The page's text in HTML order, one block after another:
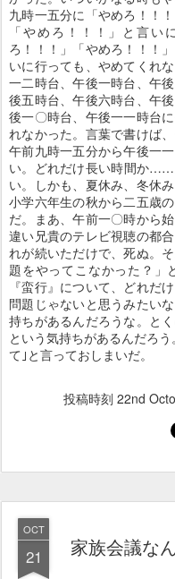
九時一五分に「やめろ！！
「やめろ！！！」と言い
ろ！！！」「やめろ！！！
いに行っても、やめてくれ
一二時台、午後一時台、午
後五時台、午後六時台、午
後一〇時台、午後一一時台
れなかった。言葉で書けば
午前九時一五分から午後一
い。どれだけ長い時間か……
い。しかも、夏休み、冬休
小学六年生の秋から二五歳
だ。まあ、午前一〇時から
違い兄貴のテレビ視聴の都
れが続いただけで、死ぬ。
題をやってこなかった？」
『蛮行』について、どれだ
問題じゃないと思うみたい
持ちがあるんだろうな。と
という気持ちがあるんだろ
て｣と言っておしまいだ。
投稿時刻 22nd
OCT
21 家族会議な